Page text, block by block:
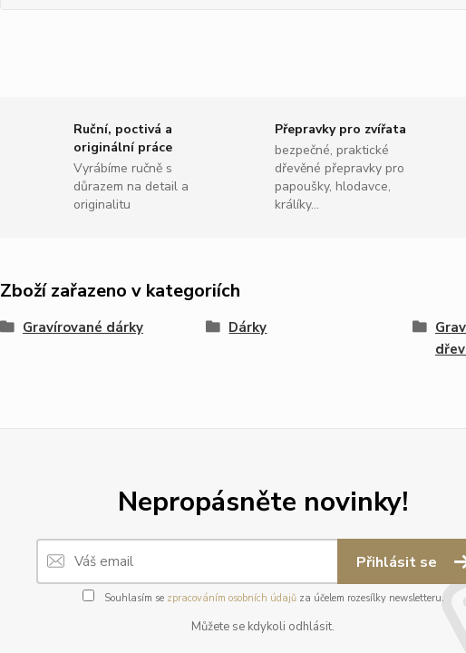
Ruční, poctivá a
originální práce
Vyrábíme ručně s
důrazem na detail a
originalitu
Přepravky pro zvířata
bezpečné, praktické
dřevěné přepravky pro
papoušky, hlodavce,
králíky...
Zboží zařazeno v kategoriích
Gravírované dárky Dárky
Nepropásněte novinky!
Přihlásit se
Souhlasím se zpracováním osobních údajůza účelem rozesílky newsletteru.
Můžete se kdykoli odhlásit.